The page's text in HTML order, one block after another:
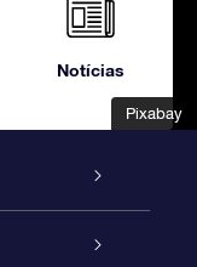
Pixabay
Pixabay
Notícias